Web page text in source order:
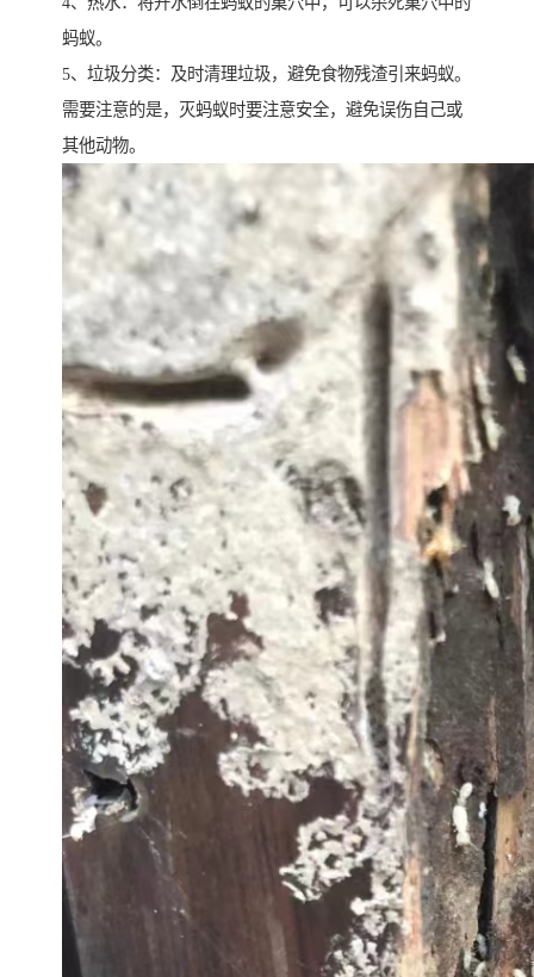
蚂蚁。
5、垃圾分类：及时清理垃圾，避免食物残渣引来蚂蚁。
需要注意的是，灭蚂蚁时要注意安全，避免误伤自己或
其他动物。